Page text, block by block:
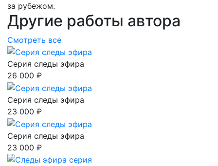
за рубежом.
Другие работы автора
Смотреть все
Серия следы эфира
26 000 ₽
Серия следы эфира
23 000 ₽
Серия следы эфира
23 000 ₽